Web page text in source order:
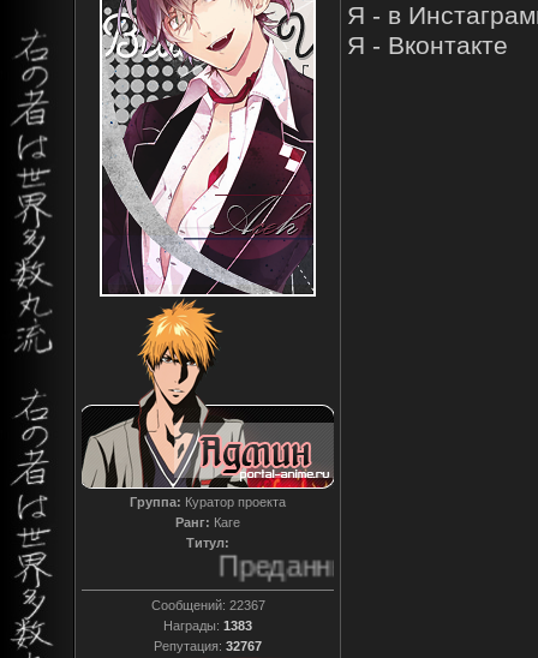
Группа: Куратор проекта
Ранг: Каге
Титул:
Преданный
Сообщений: 22367
Награды: 1383
Репутация: 32767
Я - в
Я - Вконтакте